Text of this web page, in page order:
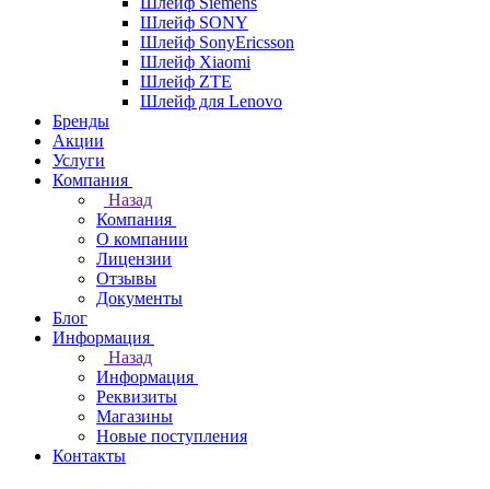
Шлейф SONY
Шлейф SonyEricsson
Шлейф Xiaomi
Шлейф ZTE
Шлейф для Lenovo
Бренды
Акции
Услуги
Компания
Назад
Компания
О компании
Лицензии
Отзывы
Документы
Блог
Информация
Назад
Информация
Реквизиты
Магазины
Новые поступления
Контакты